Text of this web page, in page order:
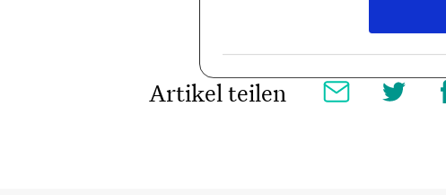
Artikel teilen